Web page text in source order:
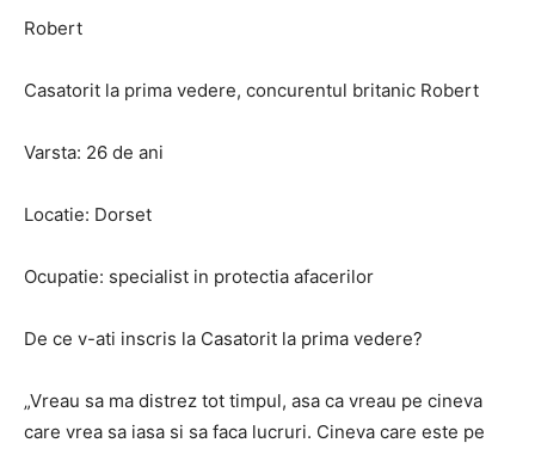
Robert
Casatorit la prima vedere, concurentul britanic Robert
Varsta: 26 de ani
Locatie: Dorset
Ocupatie: specialist in protectia afacerilor
De ce v-ati inscris la Casatorit la prima vedere?
„Vreau sa ma distrez tot timpul, asa ca vreau pe cineva
care vrea sa iasa si sa faca lucruri. Cineva care este pe